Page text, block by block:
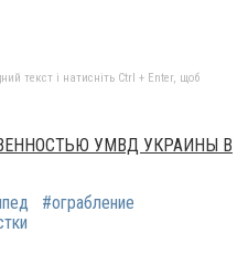
текст і натисніть Ctrl + Enter, щоб
УМВД УКРАИНЫ В
#ограбление